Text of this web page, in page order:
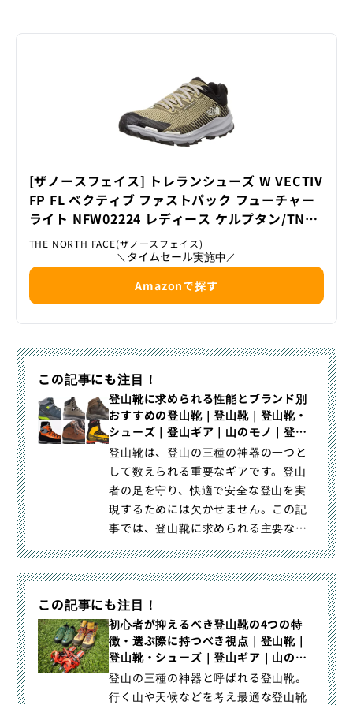
[ザノースフェイス] トレランシューズ W VECTIV
FP FL ベクティブ ファストパック フューチャー
ライト NFW02224 レディース ケルプタン/TNF
ブラック 23.5 cm
THE NORTH FACE(ザノースフェイス)
＼ タイムセール実施中 ／
Amazonで探す
この記事にも注目！
登山靴に求められる性能とブランド別
おすすめの登山靴｜登山靴｜登山靴・
シューズ｜登山ギア｜山のモノ｜登
山・トレラン・山スキーマガジン「山
旅旅」
登山靴は、登山の三種の神器の一つと
して数えられる重要なギアです。登山
者の足を守り、快適で安全な登山を実
現するためには欠かせません。この記
事では、登山靴に求められる主要な機
能と、それぞれの機能に特化した｜登
すすめの登山靴｜登山・トレラン・山
スキーマガジン「山旅旅」の「登山
靴」（山のモノ｜登山ギア｜登山靴・
シューズ）カテゴリの記事ページで
す。
この記事にも注目！
初心者が抑えるべき登山靴の4つの特
徴・選ぶ際に持つべき視点｜登山靴｜
登山靴・シューズ｜登山ギア｜山のモ
ノ｜登山・トレラン・山スキーマガジ
ン「山旅旅」
登山の三種の神器と呼ばれる登山靴。
行く山や天候などを考え最適な登山靴